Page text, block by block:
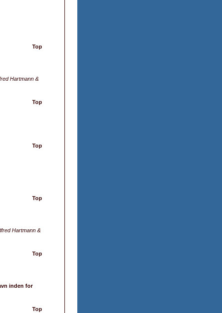
Top
Hartmann &
Top
Top
Top
Hartmann &
Top
inden for
Top